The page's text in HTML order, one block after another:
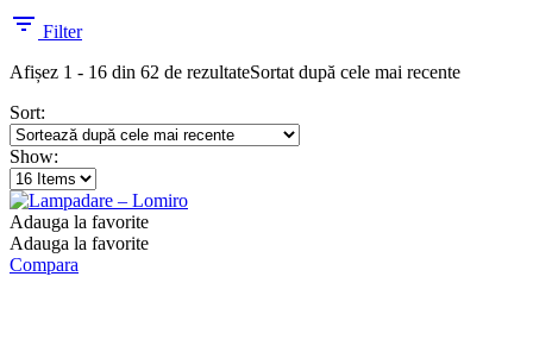
Filter
Afișez 1 - 16 din 62 de rezultateSortat după cele mai recente
Sort:
Show:
Adauga la favorite
Adauga la favorite
Compara